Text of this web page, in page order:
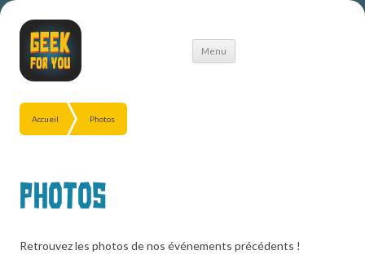
Menu
Aller
Accueil Photos
Photos
Retrouvez les photos de nos événements précédents !